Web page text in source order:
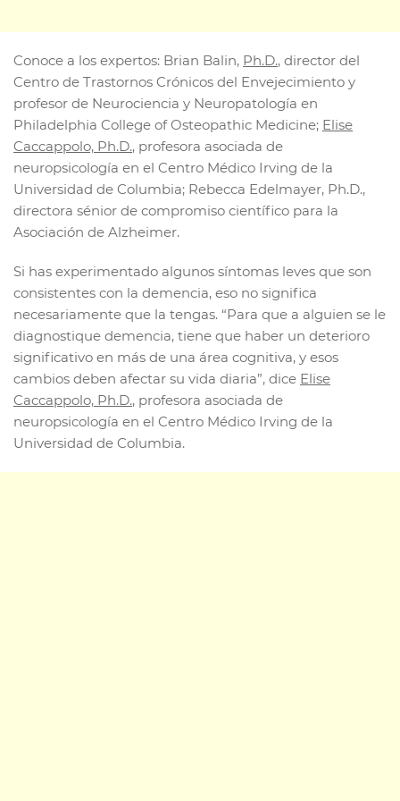
Conoce a los expertos: Brian Balin, Ph.D., director del
Centro de Trastornos Crónicos del Envejecimiento y
profesor de Neurociencia y Neuropatología en
Philadelphia College of Osteopathic Medicine; Elise
Caccappolo, Ph.D., profesora asociada de
neuropsicología en el Centro Médico Irving de la
Universidad de Columbia; Rebecca Edelmayer, Ph.D.,
directora sénior de compromiso científico para la
Asociación de Alzheimer.
Si has experimentado algunos síntomas leves que son
consistentes con la demencia, eso no significa
necesariamente que la tengas. “Para que a alguien se le
diagnostique demencia, tiene que haber un deterioro
significativo en más de una área cognitiva, y esos
cambios deben afectar su vida diaria”, dice Elise
Caccappolo, Ph.D., profesora asociada de
neuropsicología en el Centro Médico Irving de la
Universidad de Columbia.